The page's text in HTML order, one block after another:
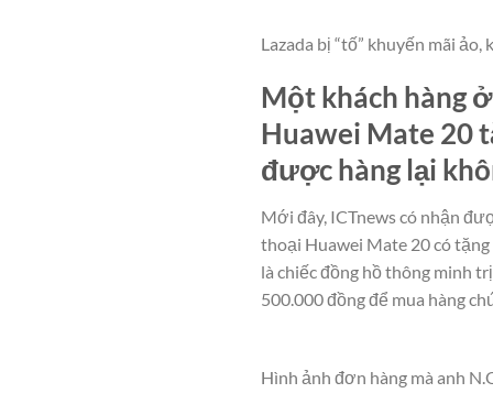
Lazada bị “tố” khuyến mãi
Một khách hàng
Huawei Mate 20
được hàng lại
Mới đây, ICTnews có nhận
thoại Huawei Mate 20 có
là chiếc đồng hồ thông minh
500.000 đồng để mua hàng
Hình ảnh đơn hàng mà anh